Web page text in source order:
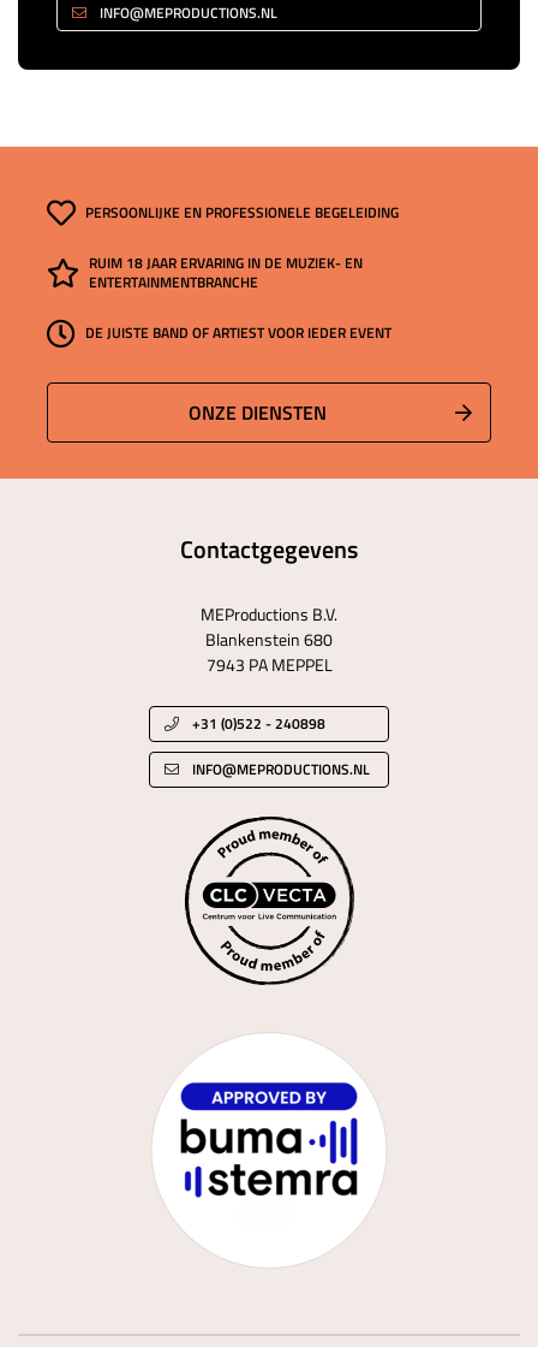
INFO@MEPRODUCTIONS.NL
PERSOONLIJKE EN PROFESSIONELE BEGELEIDING
RUIM 18 JAAR ERVARING IN DE MUZIEK- EN
ENTERTAINMENTBRANCHE
DE JUISTE BAND OF ARTIEST VOOR IEDER EVENT
ONZE DIENSTEN
Contactgegevens
MEProductions B.V.
Blankenstein 680
7943 PA MEPPEL
+31 (0)522 - 240898
INFO@MEPRODUCTIONS.NL